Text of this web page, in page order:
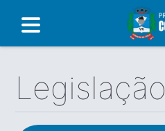
Legislação